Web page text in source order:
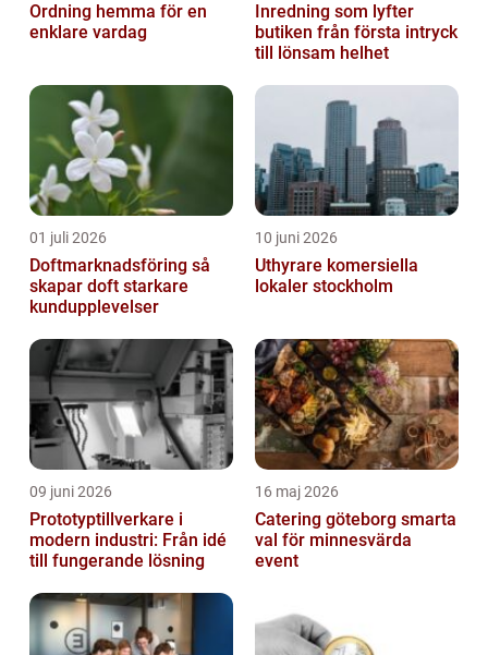
Ordning hemma för en
enklare vardag
Inredning som lyfter
butiken från första intryck
till lönsam helhet
01 juli 2026
Doftmarknadsföring så
skapar doft starkare
kundupplevelser
10 juni 2026
Uthyrare komersiella
lokaler stockholm
09 juni 2026
Prototyptillverkare i
modern industri: Från idé
till fungerande lösning
16 maj 2026
Catering göteborg smarta
val för minnesvärda
event